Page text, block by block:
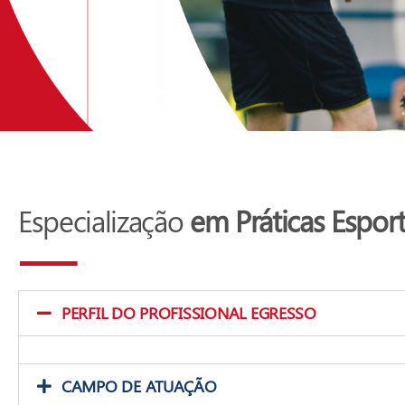
Especializaçãoem Práticas
PERFIL DO PROFISSIONAL EGRESSO
CAMPO DE ATUAÇÃO